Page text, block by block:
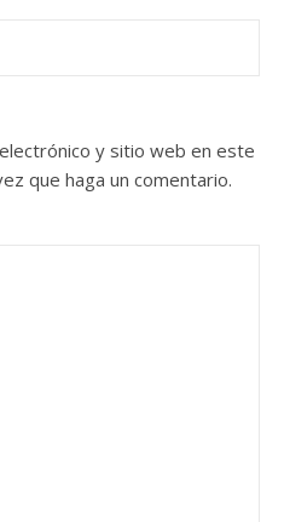
y sitio web en este
que haga un comentario.